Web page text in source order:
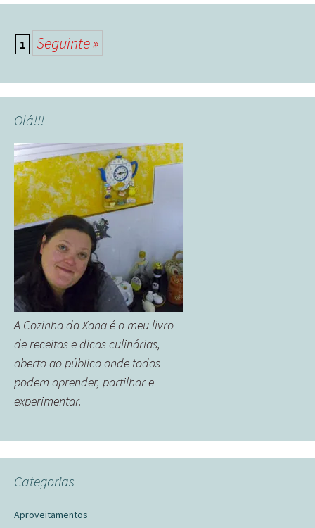
Posts
navigation
1 Seguinte »
Olá!!!
A Cozinha da Xana é o meu livro
de receitas e dicas culinárias,
aberto ao público onde todos
podem aprender, partilhar e
experimentar.
Categorias
Aproveitamentos